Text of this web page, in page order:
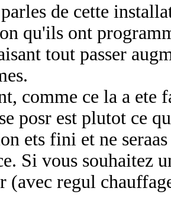
de cette
qu'ils ont
tout passer
comme ce la a ete
posr est plutot ce
ets fini et ne
Si vous souhaitez
(avec regul